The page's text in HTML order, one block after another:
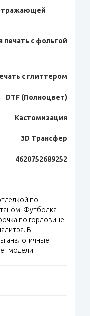
печать с фольгой
с глиттером
DTF (Полноцвет)
Кастомизация
3D Трансфер
4620752689252
по
Футболка
по горловине
В
аналогичные
модели.